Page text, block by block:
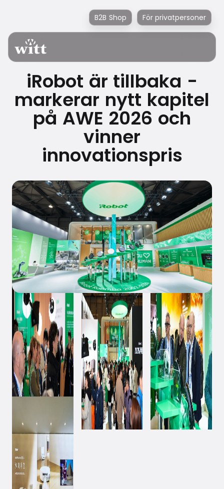
B2B Shop För privatpersoner
iRobot är tillbaka -
markerar nytt kapitel
på AWE 2026 och
vinner
innovationspris